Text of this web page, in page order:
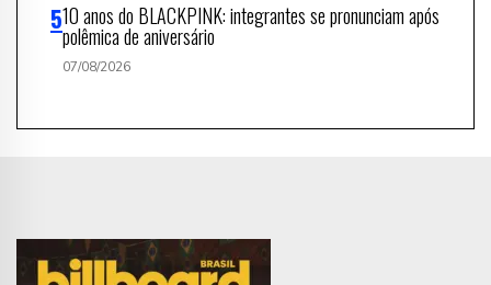
10 anos do BLACKPINK: integrantes se pronunciam após
polêmica de aniversário
07/08/2026